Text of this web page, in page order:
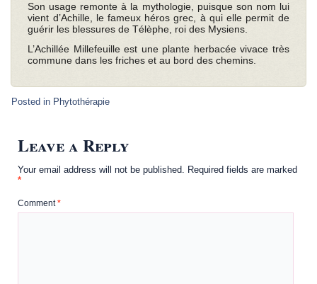
Son usage remonte à la mythologie, puisque son nom lui
vient d’Achille, le fameux héros grec, à qui elle permit de
guérir les blessures de Télèphe, roi des Mysiens.
L’Achillée Millefeuille est une plante herbacée vivace très
commune dans les friches et au bord des chemins.
Posted in Phytothérapie
Leave a Reply
Your email address will not be published. Required fields are marked
*
Comment*